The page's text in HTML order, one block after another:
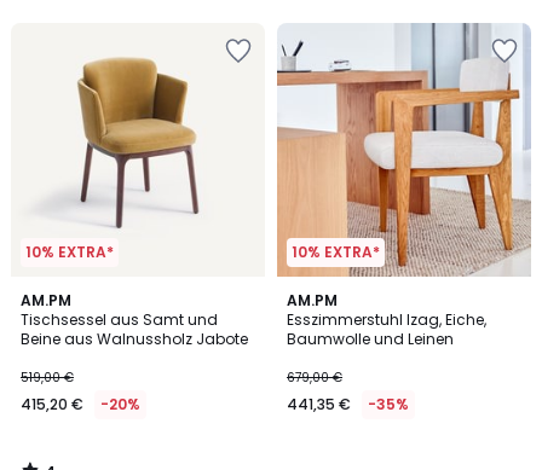
10% EXTRA*
AM.PM
Tischsessel aus Samt und
Beine aus Walnussholz Jabote
519,00 €
415,20 € -20%
4
/
5
10% EXTRA*
AM.PM
Esszimmerstuhl Izag, Eiche,
Baumwolle und Leinen
679,00 €
441,35 € -35%